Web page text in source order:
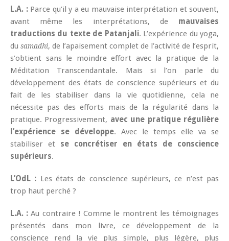
L.A. :Parce qu’il y a eu mauvaise interprétation et souvent,
avant même les interprétations, de mauvaises
traductions du texte de Patanjali. L’expérience du yoga,
du samadhi, de l’apaisement complet de l’activité de l’esprit,
s’obtient sans le moindre effort avec la pratique de la
Méditation Transcendantale. Mais si l’on parle du
développement des états de conscience supérieurs et du
fait de les stabiliser dans la vie quotidienne, cela ne
nécessite pas des efforts mais de la régularité dans la
pratique. Progressivement, avec une pratique régulière
l’expérience se développe. Avec le temps elle va se
stabiliser et se concrétiser en états de conscience
supérieurs.
L’OdL : Les états de conscience supérieurs, ce n’est pas
trop haut perché ?
L.A. : Au contraire ! Comme le montrent les témoignages
présentés dans mon livre, ce développement de la
conscience rend la vie plus simple, plus légère, plus